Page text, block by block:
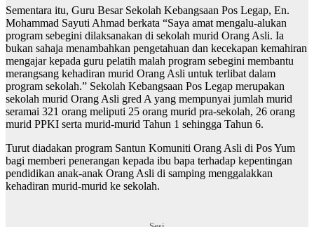
Sementara itu, Guru Besar Sekolah Kebangsaan Pos Legap, En.
Mohammad Sayuti Ahmad berkata “Saya amat mengalu-alukan
program sebegini dilaksanakan di sekolah murid Orang Asli. Ia
bukan sahaja menambahkan pengetahuan dan kecekapan kemahiran
mengajar kepada guru pelatih malah program sebegini membantu
merangsang kehadiran murid Orang Asli untuk terlibat dalam
program sekolah.” Sekolah Kebangsaan Pos Legap merupakan
sekolah murid Orang Asli gred A yang mempunyai jumlah murid
seramai 321 orang meliputi 25 orang murid pra-sekolah, 26 orang
murid PPKI serta murid-murid Tahun 1 sehingga Tahun 6.
Turut diadakan program Santun Komuniti Orang Asli di Pos Yum
bagi memberi penerangan kepada ibu bapa terhadap kepentingan
pendidikan anak-anak Orang Asli di samping menggalakkan
kehadiran murid-murid ke sekolah.